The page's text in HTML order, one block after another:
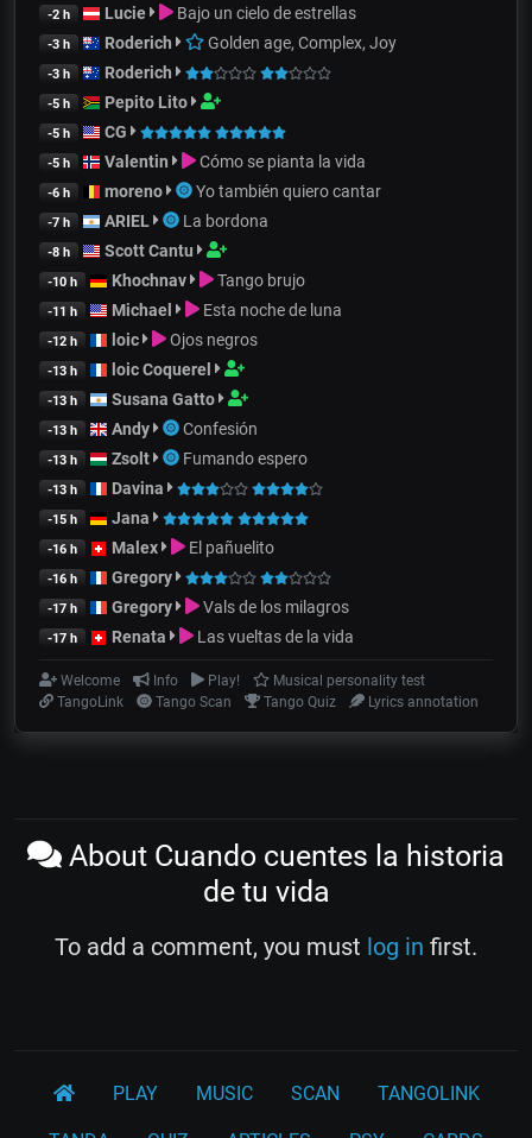
-2 h Lucie Bajo un cielo de estrellas
-3 h Roderich Golden age, Complex, Joy
-3 h Roderich
-5 h Pepito Lito
-5 h CG
-5 h Valentin Cómo se pianta la vida
-6 h moreno Yo también quiero cantar
-7 h ARIEL La bordona
-8 h Scott Cantu
-10 h Khochnav Tango brujo
-11 h Michael Esta noche de luna
-12 h loic Ojos negros
-13 h loic Coquerel
-13 h Susana Gatto
-13 h Andy Confesión
-13 h Zsolt Fumando espero
-13 h Davina
-15 h Jana
-16 h Malex El pañuelito
-16 h Gregory
-17 h Gregory Vals de los milagros
-17 h Renata Las vueltas de la vida
Welcome Info Play!
Musical personality test
TangoLink
Tango Scan Tango Quiz Lyrics annotation
About Cuando cuentes la historia
de tu vida
To add a comment, you must log in first.
PLAY MUSIC SCAN TANGOLINK